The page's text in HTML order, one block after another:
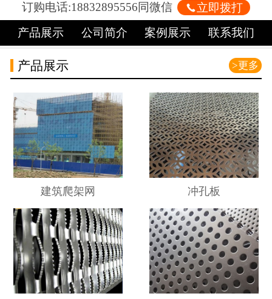
案例展示
荣誉资质
订购电话:18832895556同微信 立即拨打
产品展示
公司简介 案例展示 联系我们
>更多
产品展示
建筑爬架网 冲孔板